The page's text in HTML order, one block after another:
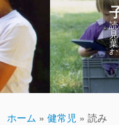
子ども
読めるように
見をします。
葉が増え、コ
むことがどん
ホーム » 健常児 » 読み